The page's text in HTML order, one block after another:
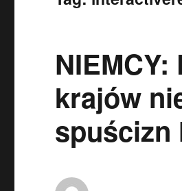
krajów
spuścizn